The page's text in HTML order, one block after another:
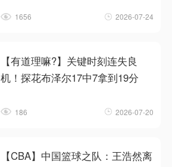
1656 2026-07-24
【有道理嘛?】关键时刻连失良
机！探花布泽尔17中7拿到19分
186 2026-07-20
【CBA】中国篮球之队：王浩然离